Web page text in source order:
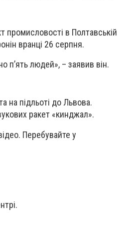
промисловості в Полтавській
вранці 26 серпня.
пʼять людей», – заявив він.
на підльоті до Львова.
ракет «кинджал».
Перебувайте у